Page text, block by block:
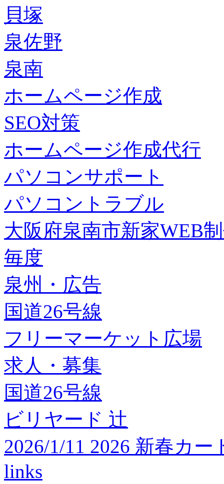
貝塚
泉佐野
泉南
ホームページ作成
SEO対策
ホームページ作成代行
パソコンサポート
パソコントラブル
大阪府泉南市新家WEB
毎度
泉州・広告
国道26号線
フリーマーケット広場
求人・募集
国道26号線
ビリヤード 辻
2026/1/11 2026 新春カ
links